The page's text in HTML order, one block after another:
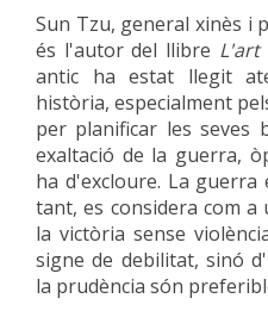
Sun Tzu, general xinès i
és l'autor del llibre L'art
antic ha estat llegit
història, especialment
per planificar les seves
exaltació de la guerra,
ha d'excloure. La guerra
tant, es considera com
la victòria sense
signe de debilitat, sinó
la prudència són